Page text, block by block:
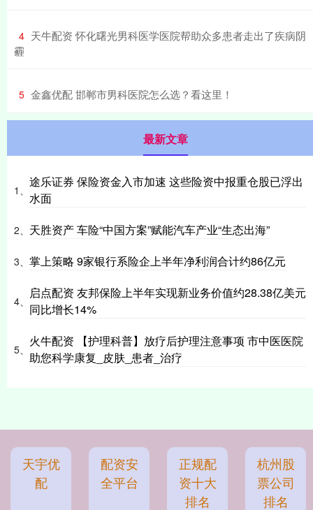
4 ​天牛配资 怀化曙光男科医学医院帮助众多患者走出了疾病阴
霾
5 ​金鑫优配 邯郸市男科医院怎么选？看这里！
最新文章
1、
途乐证券 保险资金入市加速 这些险资中报重仓股已浮出
水面
2、 天胜资产 车险“中国方案”赋能汽车产业“生态出海”
3、 掌上策略 9家银行系险企上半年净利润合计约86亿元
4、
启点配资 友邦保险上半年实现新业务价值约28.38亿美元
同比增长14%
5、
火牛配资 【护理科普】放疗后护理注意事项 市中医医院
助您科学康复_皮肤_患者_治疗
天宇优
配
配资安
全平台
正规配
资十大
排名
杭州股
票公司
排名